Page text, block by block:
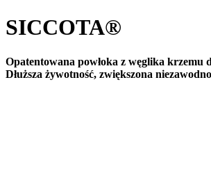
SICCOTA®
Opatentowana powłoka z węglika
Dłuższa żywotność, zwiększona